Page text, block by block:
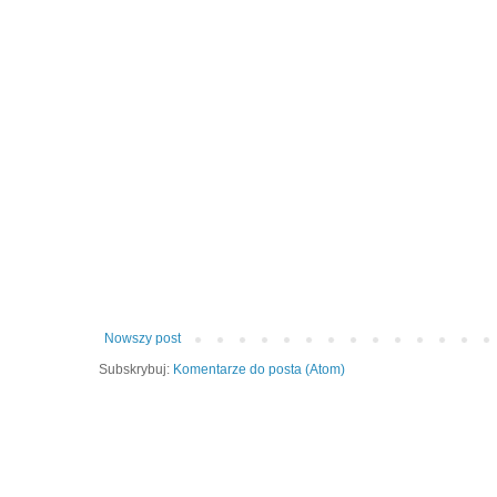
Nowszy post
Subskrybuj: Komentarze do posta (Atom)